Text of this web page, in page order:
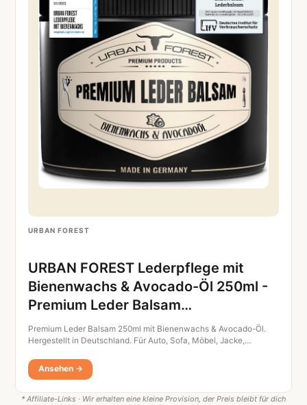
URBAN FOREST
URBAN FOREST Lederpflege mit
Bienenwachs & Avocado-Öl 250ml -
Premium Leder Balsam…
Premium Leder Balsam 250ml mit Bienenwachs & Avocado-Öl.
Hergestellt in Deutschland. Für Auto, Sofa, Möbel, Jacke,…
Ansehen →
* Affiliate-Links · Wir erhalten eine kleine Provision, der Preis bleibt für dich